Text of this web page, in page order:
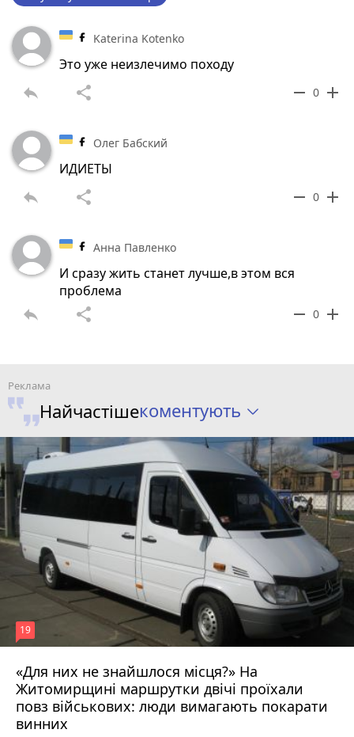
Katerina Kotenko
Это уже неизлечимо походу
reply share remove 0 add
Олег Бабский
ИДИЕТЫ
reply share remove 0 add
Анна Павленко
И сразу жить станет лучше,в этом вся
проблема
reply share remove 0 add
Найчастішекоментують
«Для них не знайшлося місця?» На
Житомирщині маршрутки двічі проїхали
повз військових: люди вимагають покарати
винних
19
17 липня 2026 р.